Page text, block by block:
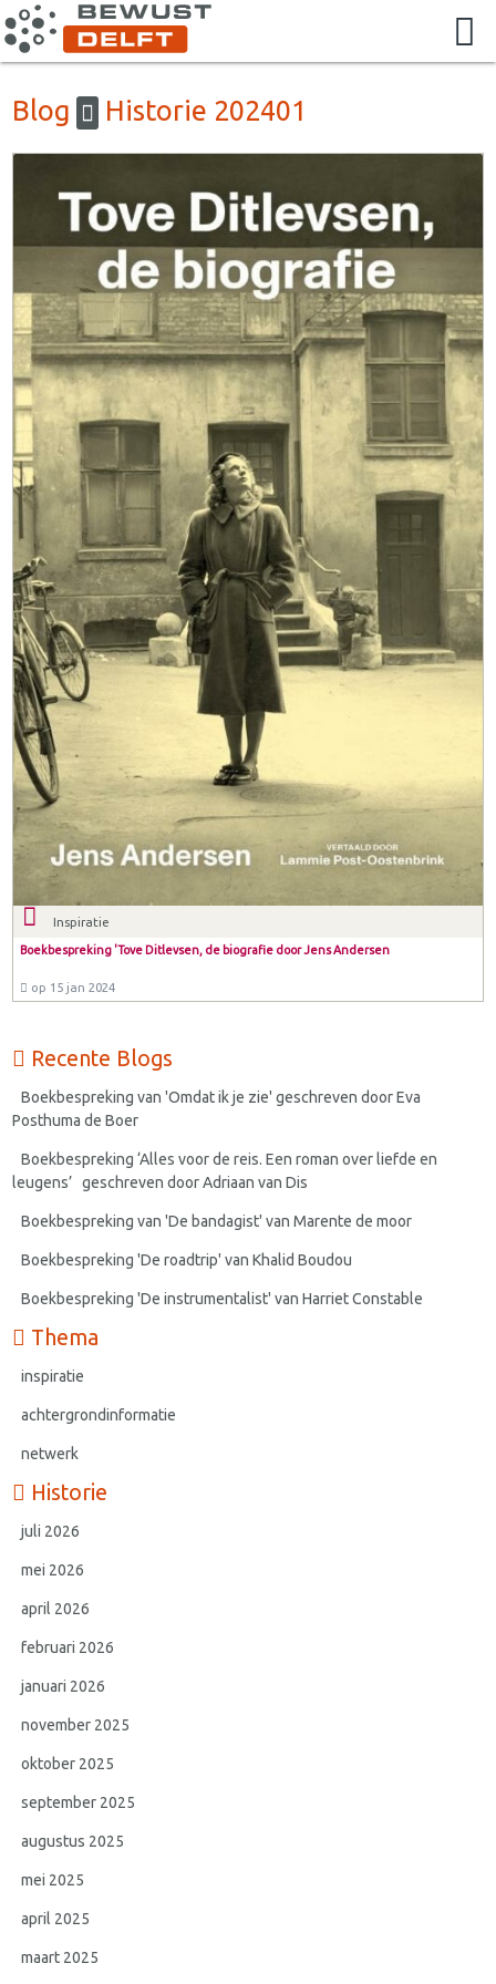
Blog Historie 202401
Inspiratie
Boekbespreking 'Tove Ditlevsen, de biografie door Jens Andersen
op 15 jan 2024
Recente Blogs
Boekbespreking van 'Omdat ik je zie' geschreven door Eva
Posthuma de Boer
Boekbespreking ‘Alles voor de reis. Een roman over liefde en
leugens’ geschreven door Adriaan van Dis
Boekbespreking van 'De bandagist' van Marente de moor
Boekbespreking 'De roadtrip' van Khalid Boudou
Boekbespreking 'De instrumentalist' van Harriet Constable
Thema
inspiratie
achtergrondinformatie
netwerk
Historie
juli 2026
mei 2026
april 2026
februari 2026
januari 2026
november 2025
oktober 2025
september 2025
augustus 2025
mei 2025
april 2025
maart 2025